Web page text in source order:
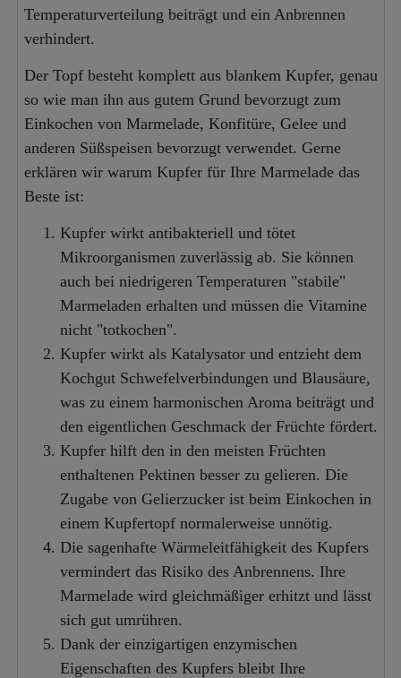
Temperaturverteilung beiträgt und ein Anbrennen
verhindert.
Der Topf besteht komplett aus blankem Kupfer, genau
so wie man ihn aus gutem Grund bevorzugt zum
Einkochen von Marmelade, Konfitüre, Gelee und
anderen Süßspeisen bevorzugt verwendet. Gerne
erklären wir warum Kupfer für Ihre Marmelade das
Beste ist:
Kupfer wirkt antibakteriell und tötet
Mikroorganismen zuverlässig ab. Sie können
auch bei niedrigeren Temperaturen "stabile"
Marmeladen erhalten und müssen die Vitamine
nicht "totkochen".
Kupfer wirkt als Katalysator und entzieht dem
Kochgut Schwefelverbindungen und Blausäure,
was zu einem harmonischen Aroma beiträgt und
den eigentlichen Geschmack der Früchte fördert.
Kupfer hilft den in den meisten Früchten
enthaltenen Pektinen besser zu gelieren. Die
Zugabe von Gelierzucker ist beim Einkochen in
einem Kupfertopf normalerweise unnötig.
Die sagenhafte Wärmeleitfähigkeit des Kupfers
vermindert das Risiko des Anbrennens. Ihre
Marmelade wird gleichmäßiger erhitzt und lässt
sich gut umrühren.
Dank der einzigartigen enzymischen
Eigenschaften des Kupfers bleibt Ihre